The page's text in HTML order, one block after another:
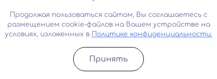
важен анализ факторов психосоциального
характера, влияющих на человека с первых дней
жизни. Важен даже младенческий период – если в это
психобиологические потребности, это становится
препятствием к развитию нормальной
Записатьcя
Продолжая пользоваться сайтом, Вы соглашаетесь с
размещением cookie-файлов на Вашем устройстве на
условиях, изложенных в
Политике конфиденциальности.
Принять